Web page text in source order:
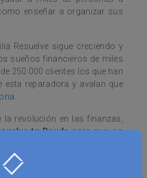
enseñar a organizar sus
Resuelve sigue creciendo y
sueños financieros de miles
250.000 clientes los que han
esta reparadora y avalan que
la revolución en las finanzas,
tu Deudapara que, no
ayuden con tu organización
por bandera. Solicitando